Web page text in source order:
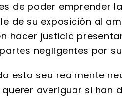
de poder emprender
de su exposición al
hacer justicia
negligentes por
esto sea realmente
averiguar si han